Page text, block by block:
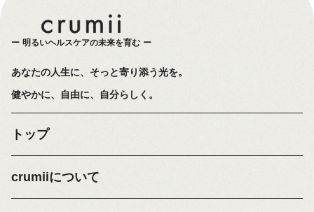
明るいヘルスケアの未来を育む
あなたの人生に、そっと寄り添う光を。
健やかに、自由に、自分らしく。
トップ
crumiiについて